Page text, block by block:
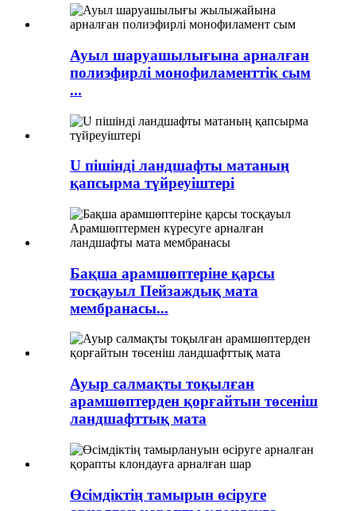
Ауыл шаруашылығына арналған
полиэфирлі монофиламенттік сым
...
U пішінді ландшафты матаның
қапсырма түйреуіштері
Бақша арамшөптеріне қарсы
тосқауыл Пейзаждық мата
мембранасы...
Ауыр салмақты тоқылған
арамшөптерден қорғайтын төсеніш
ландшафттық мата
Өсімдіктің тамырын өсіруге